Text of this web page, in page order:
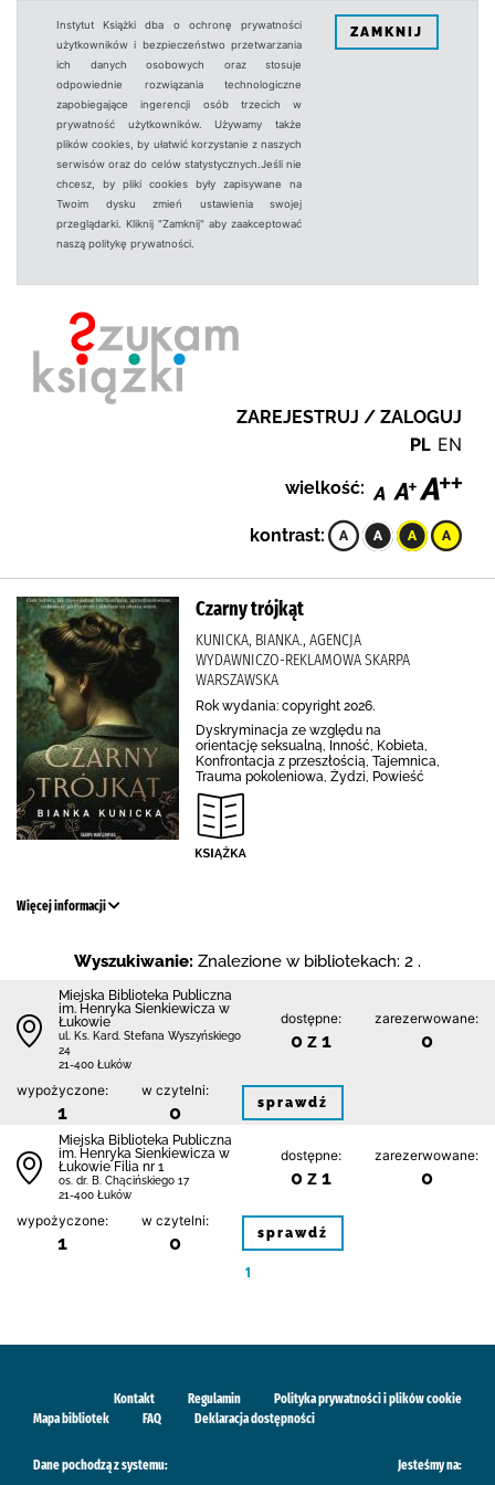
Instytut Książki dba o ochronę prywatności
użytkowników i bezpieczeństwo przetwarzania
ich danych osobowych oraz stosuje
odpowiednie rozwiązania technologiczne
zapobiegające ingerencji osób trzecich w
prywatność użytkowników. Używamy także
plików cookies, by ułatwić korzystanie z naszych
serwisów oraz do celów statystycznych.Jeśli nie
chcesz, by pliki cookies były zapisywane na
Twoim dysku zmień ustawienia swojej
przeglądarki. Kliknij "Zamknij" aby zaakceptować
naszą politykę prywatności.
ZAMKNIJ
ZAREJESTRUJ / ZALOGUJ
PL EN
wielkość:
kontrast:
Czarny trójkąt
KUNICKA, BIANKA., AGENCJA
WYDAWNICZO-REKLAMOWA SKARPA
WARSZAWSKA
Rok wydania: copyright 2026.
Dyskryminacja ze względu na
orientację seksualną, Inność, Kobieta,
Konfrontacja z przeszłością, Tajemnica,
Trauma pokoleniowa, Żydzi, Powieść
Więcej informacji
Wyszukiwanie: Znalezione w bibliotekach: 2 .
Miejska Biblioteka Publiczna
im. Henryka Sienkiewicza w
Łukowie
ul. Ks. Kard. Stefana Wyszyńskiego
24
21-400 Łuków
dostępne:
0 z 1
zarezerwowane:
0
wypożyczone:
1
w czytelni:
0 sprawdź
Miejska Biblioteka Publiczna
im. Henryka Sienkiewicza w
Łukowie Filia nr 1
os. dr. B. Chącińskiego 17
21-400 Łuków
dostępne:
0 z 1
zarezerwowane:
0
wypożyczone:
1
w czytelni:
0 sprawdź
1
Kontakt Regulamin
Polityka prywatności i plików cookie
Mapa bibliotek
FAQ Deklaracja dostępności
Dane pochodzą z systemu: Jesteśmy na: